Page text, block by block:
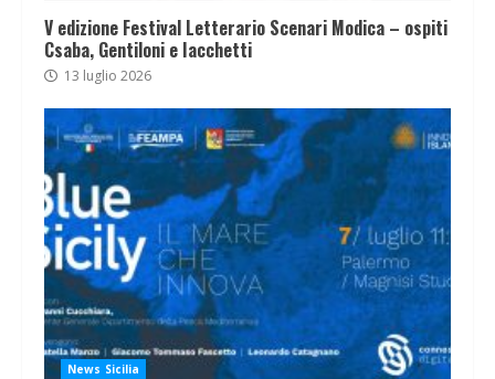
V edizione Festival Letterario Scenari Modica – ospiti
Csaba, Gentiloni e Iacchetti
13 luglio 2026
News Sicilia